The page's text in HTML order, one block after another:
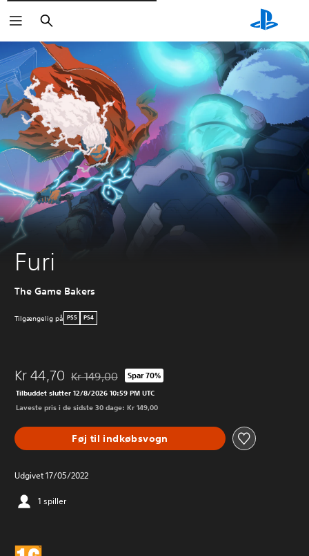
Søg
Furi
The Game Bakers
Tilgængelig på PS5 PS4
Kr 44,70 Nedsat fra den normale pris på Kr 149,00
Kr 149,00 Spar 70%
Tilbuddet slutter 12/8/2026 10:59 PM UTC
Laveste pris i de sidste 30 dage: Kr 149,00
Føj til indkøbsvogn
Udgivet 17/05/2022
1 spiller